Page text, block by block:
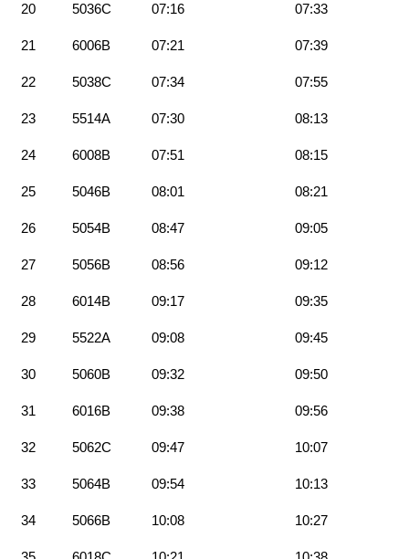
20 5036C 07:16 07:33
21 6006B 07:21 07:39
22 5038C 07:34 07:55
23 5514A 07:30 08:13
24 6008B 07:51 08:15
25 5046B 08:01 08:21
26 5054B 08:47 09:05
27 5056B 08:56 09:12
28 6014B 09:17 09:35
29 5522A 09:08 09:45
30 5060B 09:32 09:50
31 6016B 09:38 09:56
32 5062C 09:47 10:07
33 5064B 09:54 10:13
34 5066B 10:08 10:27